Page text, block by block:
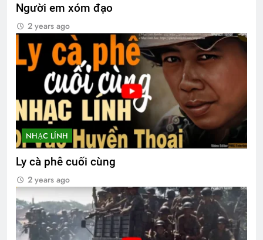
Người em xóm đạo
2 years ago
NHẠC LÍNH
Ly cà phê cuối cùng
2 years ago